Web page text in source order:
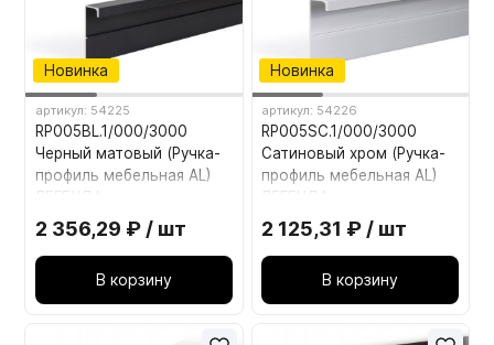
Новинка
артикул: 54225
RP005BL.1/000/3000
Черный матовый (Ручка-
профиль мебельная AL)
2 356,29 ₽ / шт
В корзину
Новинка
артикул: 54226
RP005SC.1/000/3000
Сатиновый хром (Ручка-
профиль мебельная AL)
2 125,31 ₽ / шт
В корзину